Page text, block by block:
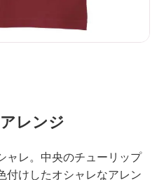
レンジ
ャレ。中央のチューリップ
付けしたオシャレなアレン